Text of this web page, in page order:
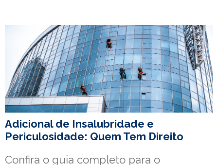
Adicional de Insalubridade e
Periculosidade: Quem Tem Direito
Confira o guia completo para o